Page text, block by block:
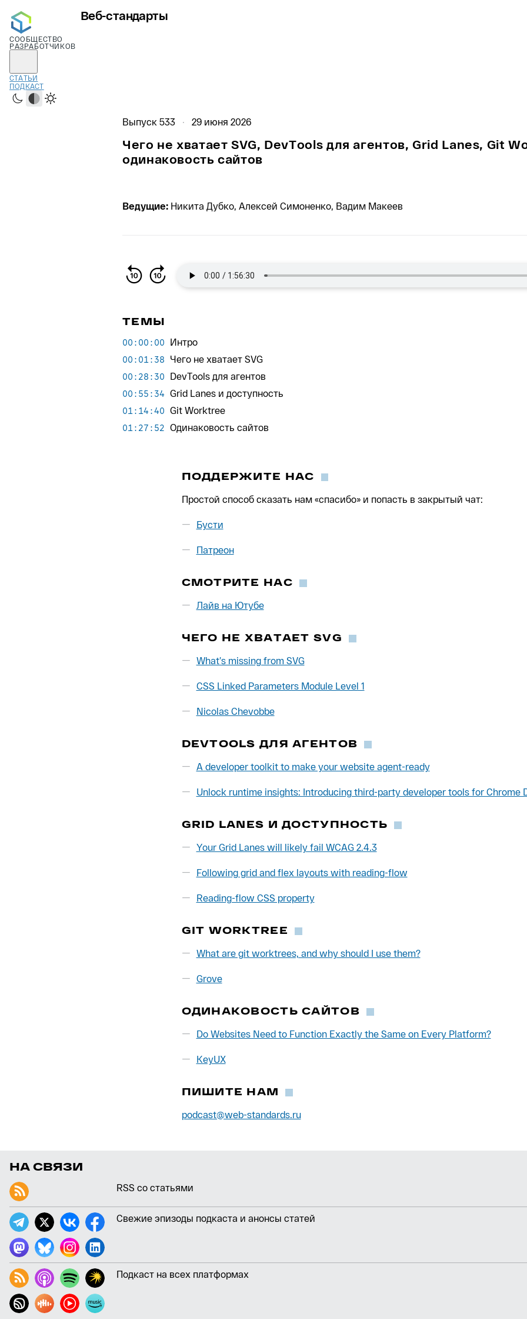
Веб-стандарты
СООБЩЕСТВО
РАЗРАБОТЧИКОВ
СТАТЬИ
ПОДКАСТ
Выпуск 533 29 июня 2026
Чего не хватает SVG, DevTools для агентов, Grid Lanes, Git
одинаковость сайтов
Ведущие: Никита Дубко, Алексей Симоненко, Вадим Макеев
ТЕМЫ
00:00:00 Интро
00:01:38 Чего не хватает SVG
00:28:30 DevTools для агентов
00:55:34 Grid Lanes и доступность
01:14:40 Git Worktree
01:27:52 Одинаковость сайтов
ПОДДЕРЖИТЕ НАС
Простой способ сказать нам «спасибо» и попасть в закрытый чат:
Бусти
Патреон
СМОТРИТЕ НАС
Лайв на Ютубе
ЧЕГО НЕ ХВАТАЕТ SVG
What’s missing from SVG
CSS Linked Parameters Module Level 1
Nicolas Chevobbe
DEVTOOLS ДЛЯ АГЕНТОВ
A developer toolkit to make your website agent-ready
Unlock runtime insights: Introducing third-party developer tools for Chrome
GRID LANES И ДОСТУПНОСТЬ
Your Grid Lanes will likely fail WCAG 2.4.3
Following grid and flex layouts with reading-flow
Reading-flow CSS property
GIT WORKTREE
What are git worktrees, and why should I use them?
Grove
ОДИНАКОВОСТЬ САЙТОВ
Do Websites Need to Function Exactly the Same on Every Platform?
KeyUX
ПИШИТЕ НАМ
podcast@web-standards.ru
НА СВЯЗИ
RSS со статьями
Свежие эпизоды подкаста и анонсы статей
Подкаст на всех платформах